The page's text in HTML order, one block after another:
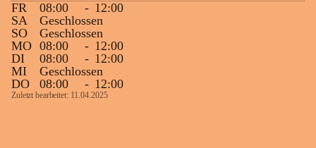
FR
08:00 - 12:00
SA
Geschlossen
SO
Geschlossen
MO 08:00 - 12:00
DI
08:00 - 12:00
MI
Geschlossen
DO
08:00 - 12:00
Zuletzt bearbeitet: 11.04.2025